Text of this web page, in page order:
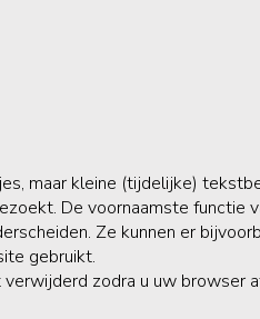
maar kleine (tijdelijke)
De voornaamste functie
Ze kunnen er
gebruikt.
zodra u uw browser